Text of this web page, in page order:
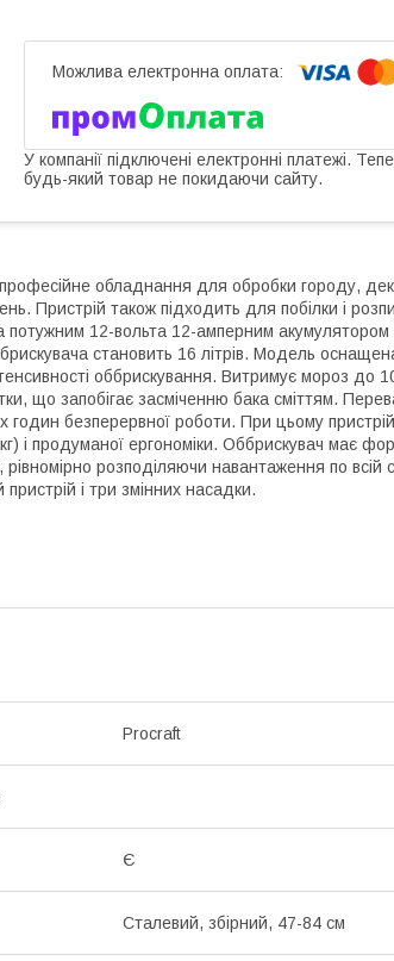
У компанії підключені електронні платежі.
будь-який товар не покидаючи сайту.
обладнання для обробки городу,
Пристрій також підходить для побілки і
потужним 12-вольта 12-амперним
становить 16 літрів. Модель
оббрискування. Витримує мороз до 10
що запобігає засміченню бака сміттям.
безперервної роботи. При цьому
і продуманої ергономіки. Оббрискувач має
розподіляючи навантаження по всій
і три змінних насадки.
Procraft
Є
Сталевий, збірний, 47-84 см